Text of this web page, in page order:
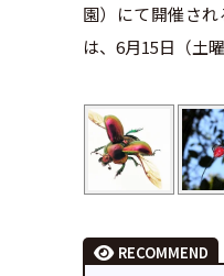
園）にて開催さ
は、6月15日（土
RECOMMEND